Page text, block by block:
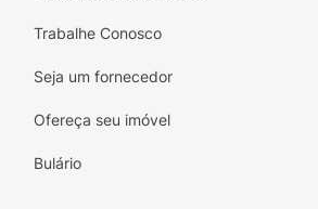
Trabalhe Conosco
Seja um fornecedor
Ofereça seu imóvel
Bulário